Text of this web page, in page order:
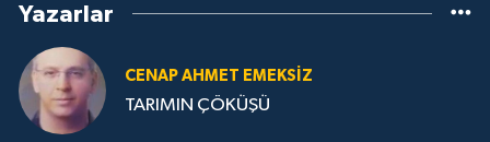
Yazarlar
CENAP AHMET EMEKSİZ
TARIMIN ÇÖKÜŞÜ